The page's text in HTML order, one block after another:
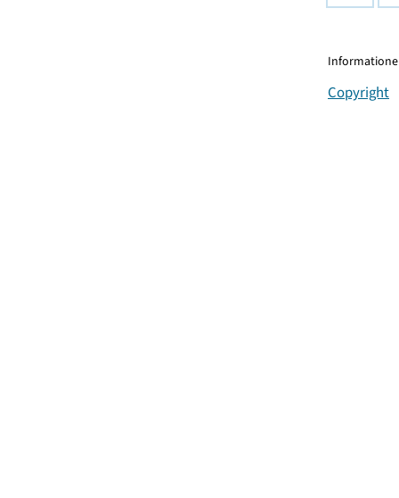
Copyright